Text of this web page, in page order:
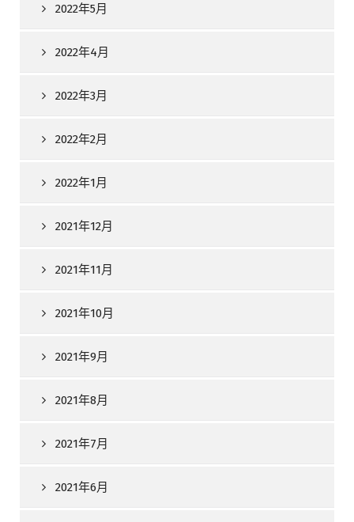
2022年5月
2022年4月
2022年3月
2022年2月
2022年1月
2021年12月
2021年11月
2021年10月
2021年9月
2021年8月
2021年7月
2021年6月